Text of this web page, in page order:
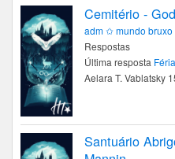
Cemitério -
adm ✩ mundo bruxo
Respostas
Última resposta
Aelara T. Vablatsky
Santuário